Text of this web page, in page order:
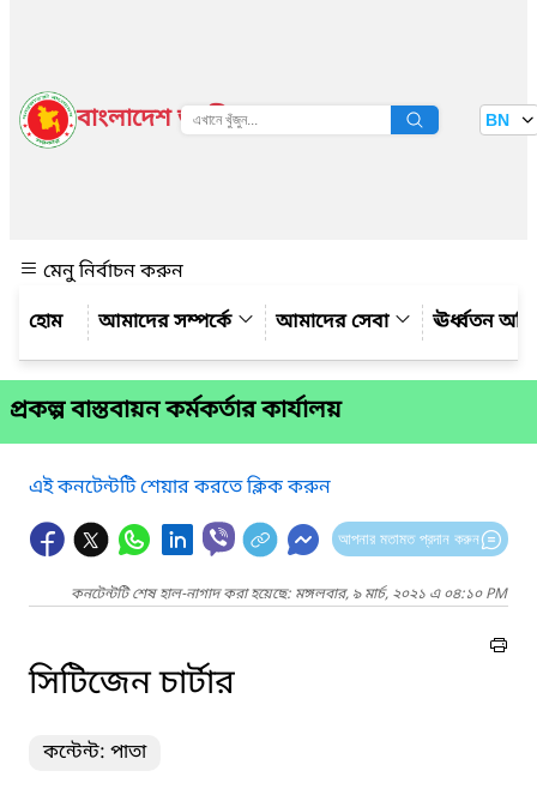
বাংলাদেশ জাতীয় তথ্য বাতায়ন BN
মেনু নির্বাচন করুন
আমাদের সম্পর্কে
আমাদের সেবা ঊর্ধ্বতন
প্রকল্প বাস্তবায়ন কর্মকর্তার কার্যালয়
এই কনটেন্টটি শেয়ার করতে ক্লিক করুন
আপনার মতামত প্রদান করুন
কনটেন্টটি শেষ হাল-নাগাদ করা হয়েছে: মঙ্গলবার, ৯ মার্চ, ২০২১ এ ০৪:১০ PM
সিটিজেন চার্টার
কন্টেন্ট: পাতা